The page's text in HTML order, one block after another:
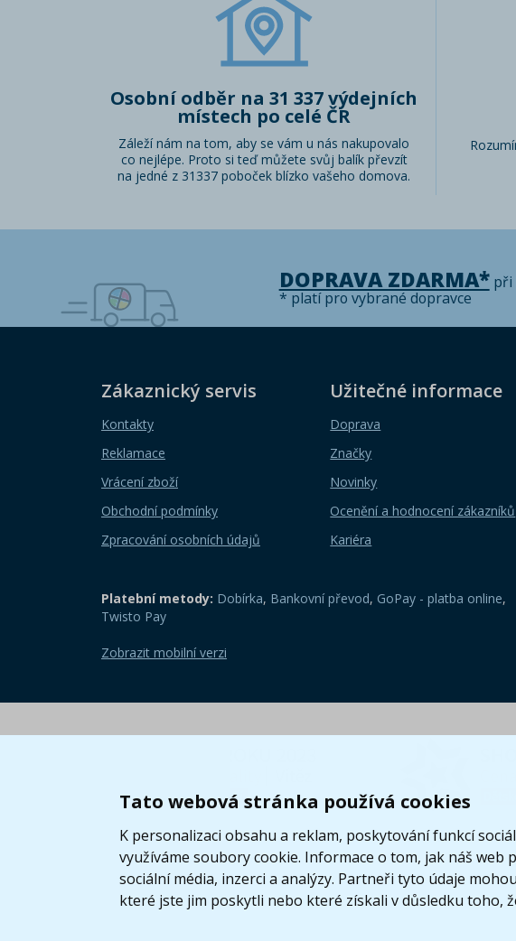
Tato webová stránka používá cookies
K personalizaci obsahu a reklam, poskytování funkcí
využíváme soubory cookie. Informace o tom, jak náš web
sociální média, inzerci a analýzy. Partneři tyto údaje
které jste jim poskytli nebo které získali v důsledku toho,
Osobní odběr na 31 337 výdejních
místech po celé ČR
Záleží nám na tom, aby se vám u nás nakupovalo
co nejlépe. Proto si teď můžete svůj balík převzít
na jedné z 31337 poboček blízko vašeho domova.
DOPRAVA ZDARMA*při
* platí pro vybrané dopravce
Zákaznický servis
Kontakty
Reklamace
Vrácení zboží
Obchodní podmínky
Zpracování osobních údajů
Užitečné informace
Doprava
Značky
Novinky
Ocenění a hodnocení zákazníků
Kariéra
Platební metody: Dobírka, Bankovní převod, GoPay - platba online,
Twisto Pay
Zobrazit mobilní verzi